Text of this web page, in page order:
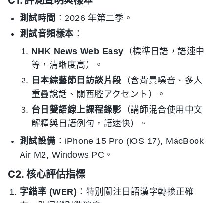
測試時間 ：2026 年第二季。
測試音頻樣本 ：
NHK News Web Easy （標準日語，語速中
等，清晰度高）。
日本綜藝節目訪談片段 （含背景噪音、多人
重疊說話、關西腔アクセント）。
台日雙語線上課程錄影 （講師混合使用中文
解釋與日語例句，語速快）。
測試設備 ：iPhone 15 Pro (iOS 17), MacBook
Air M2, Windows PC。
C2. 核心評估指標
字錯率 (WER) ：特別關注日語漢字轉換正確